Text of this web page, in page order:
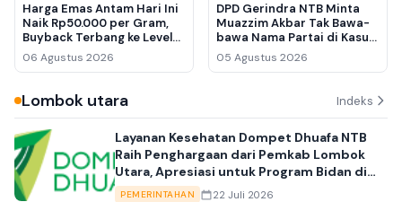
Harga Emas Antam Hari Ini
Naik Rp50.000 per Gram,
Buyback Terbang ke Level
Rp2,49 Juta
06 Agustus 2026
DPD Gerindra NTB Minta
Muazzim Akbar Tak Bawa-
bawa Nama Partai di Kasus
Bupati Lombok Barat Lalu
Ahmad Zaini
05 Agustus 2026
Lombok utara Indeks
Layanan Kesehatan Dompet Dhuafa NTB
Raih Penghargaan dari Pemkab Lombok
Utara, Apresiasi untuk Program Bidan di
Desa Senaru
PEMERINTAHAN 22 Juli 2026